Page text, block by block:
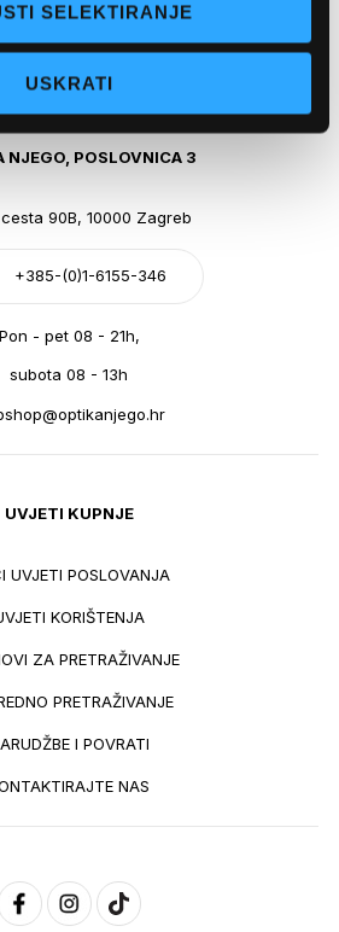
SELEKTIRANJE
USKRATI
- pet: 07 - 21h,
Sub: 07-21h
NJEGO, POSLOVNICA 3
90B, 10000 Zagreb
+385-(0)1-6155-346
Pon - pet 08 - 21h,
subota 08 - 13h
UVJETI KUPNJE
UVJETI POSLOVANJA
KORIŠTENJA
ZA PRETRAŽIVANJE
PRETRAŽIVANJE
I POVRATI
NAS